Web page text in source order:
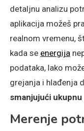
detaljnu analizu
aplikacija možeš
realnom vremenu,
kada se energija
podataka, lako
grejanja i hlađenja
smanjujući
Merenje